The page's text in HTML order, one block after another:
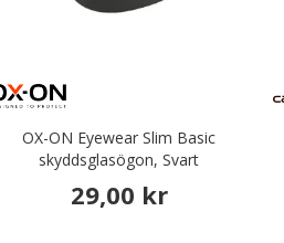
OX-ON Eyewear Slim Basic
skyddsglasögon, Svart
29,00 kr